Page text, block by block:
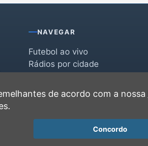
NAVEGAR
Futebol ao vivo
Rádios por cidade
Favoritas
Recentes
de acordo com a nossa
Concordo